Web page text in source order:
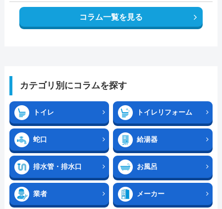
コラム一覧を見る
カテゴリ別にコラムを探す
トイレ トイレリフォーム
蛇口 給湯器
排水管・排水口 お風呂
業者 メーカー